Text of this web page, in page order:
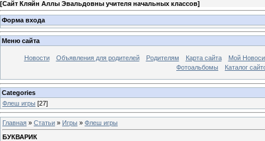
[Сайт Кляйн Аллы Эвальдовны учителя начальных классов]
Форма входа
Меню сайта
Новости Объявления для родителей Родителям Карта сайта
Мой
Фотоальбомы
Каталог
Categories
Флеш игры [27]
Главная » Статьи » Игры » Флеш игры
БУКВАРИК